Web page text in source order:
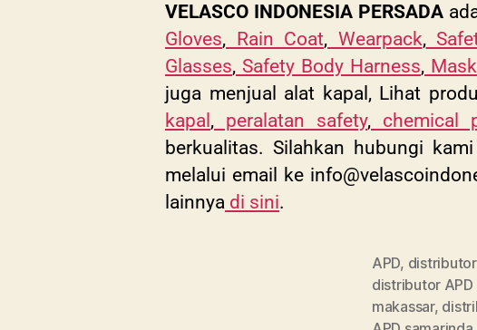
VELASCO INDONESIA PERSADA
Gloves, Rain Coat, Wearpack,
Glasses, Safety Body Harness,
juga menjual alat kapal, Lihat
kapal , peralatan safety, chemical
berkualitas. Silahkan hubungi
melalui email ke
lainnya di sini.
APD,
distributor APD
makassar,